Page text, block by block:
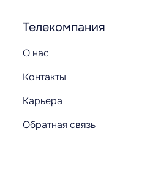
Телекомпания
О нас
Контакты
Карьера
Обратная связь